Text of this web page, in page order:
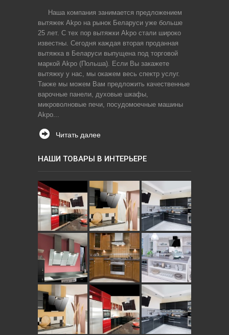
Наша компания занимается предложением
вытяжек Akpo на рынок Беларуси уже больше
25 лет. С тех пор вытяжки Akpo стали широко
известны. Сегодня каждая вторая проданная
вытяжка в Беларуси выпущена под торговой
маркой Akpo (Польша). Если Вы закажете
вытяжку у нас, мы окажем весь спектр услуг.
Также мы можем Вам предложить качественные
варочные панели, духовые шкафы,
микроволновые печи, посудомоечные машины
Akpo...
Читать далее
НАШИ ТОВАРЫ В ИНТЕРЬЕРЕ